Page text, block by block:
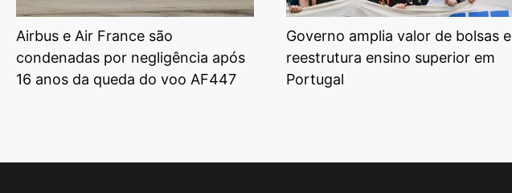
Airbus e Air France são
condenadas por negligência após
16 anos da queda do voo AF447
Governo amplia valor de bolsas e
reestrutura ensino superior em
Portugal